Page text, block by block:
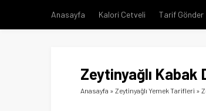
Anasayfa Kalori Cetveli Tarif Gönder
Zeytinyağlı Kabak
Anasayfa » Zeytinyağlı Yemek Tarifleri »